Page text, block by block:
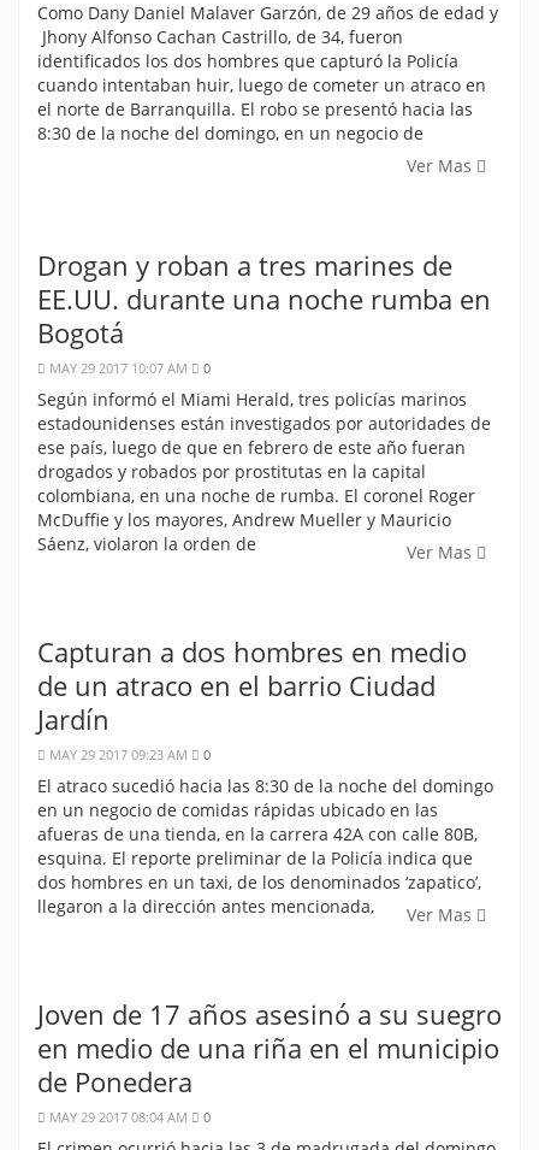
Como Dany Daniel Malaver Garzón, de 29 años de edad y
Jhony Alfonso Cachan Castrillo, de 34, fueron
identificados los dos hombres que capturó la Policía
cuando intentaban huir, luego de cometer un atraco en
el norte de Barranquilla. El robo se presentó hacia las
8:30 de la noche del domingo, en un negocio de
Ver Mas
Drogan y roban a tres marines de
EE.UU. durante una noche rumba en
Bogotá
MAY 29 2017 10:07 AM 0
Según informó el Miami Herald, tres policías marinos
estadounidenses están investigados por autoridades de
ese país, luego de que en febrero de este año fueran
drogados y robados por prostitutas en la capital
colombiana, en una noche de rumba. El coronel Roger
McDuffie y los mayores, Andrew Mueller y Mauricio
Sáenz, violaron la orden de
Ver Mas
Capturan a dos hombres en medio
de un atraco en el barrio Ciudad
Jardín
MAY 29 2017 09:23 AM 0
El atraco sucedió hacia las 8:30 de la noche del domingo
en un negocio de comidas rápidas ubicado en las
afueras de una tienda, en la carrera 42A con calle 80B,
esquina. El reporte preliminar de la Policía indica que
dos hombres en un taxi, de los denominados ‘zapatico’,
llegaron a la dirección antes mencionada,
Ver Mas
Joven de 17 años asesinó a su suegro
en medio de una riña en el municipio
de Ponedera
MAY 29 2017 08:04 AM 0